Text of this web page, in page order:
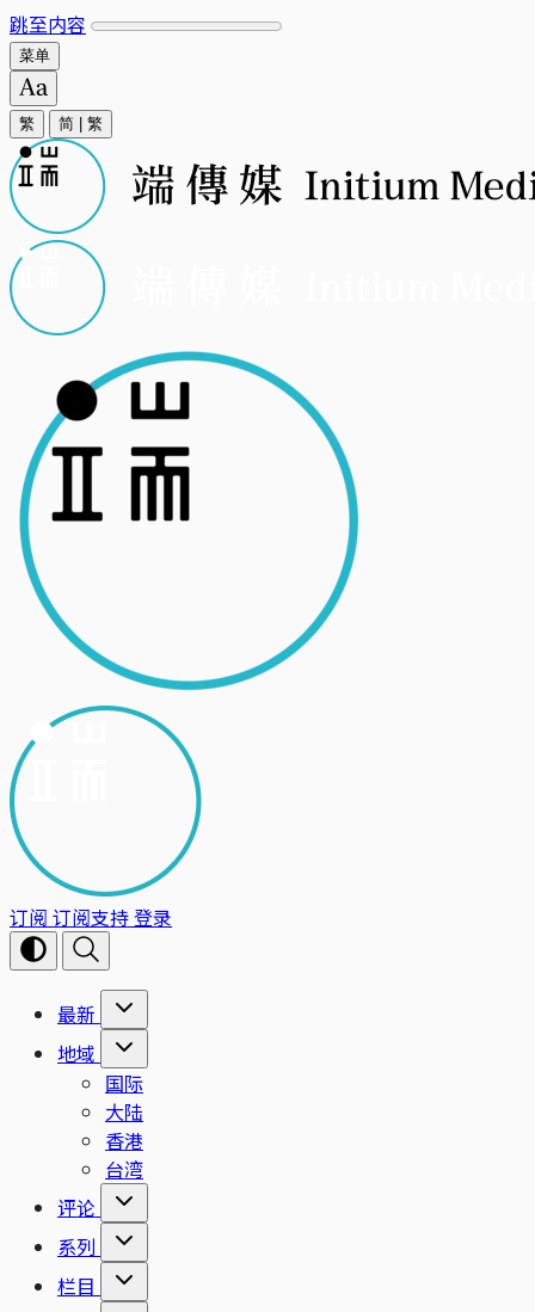
跳至内容
菜单
繁 简 繁
订阅 订阅支持登录
最新
地域
国际
大陆
香港
台湾
评论
系列
栏目